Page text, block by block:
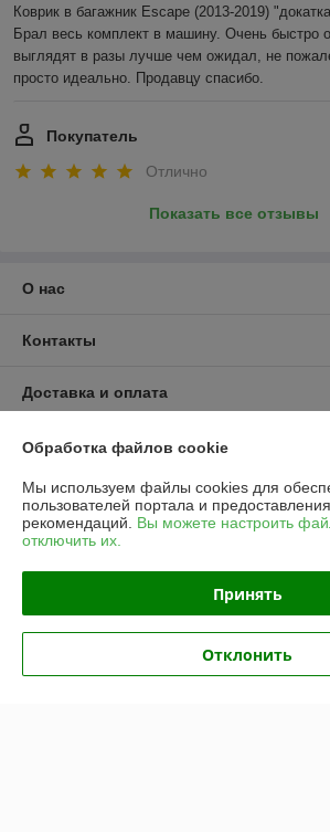
Коврик в багажник Escape (2013-2019)
Брал весь комплект в машину. Очень быстро
выглядят в разы лучше чем ожидал, не
просто идеально. Продавцу спасибо.
Покупатель
Отлично
Показать все отзывы
О нас
Контакты
Доставка и оплата
График работы
Полная версия сайта
Политика обработки cookies
Сайт создан на платформе Deal.by
Обработка файлов cookie
Мы используем файлы cookies для
пользователей портала и
рекомендаций. Вы можете настроить
отключить их.
Принять
Отклонить